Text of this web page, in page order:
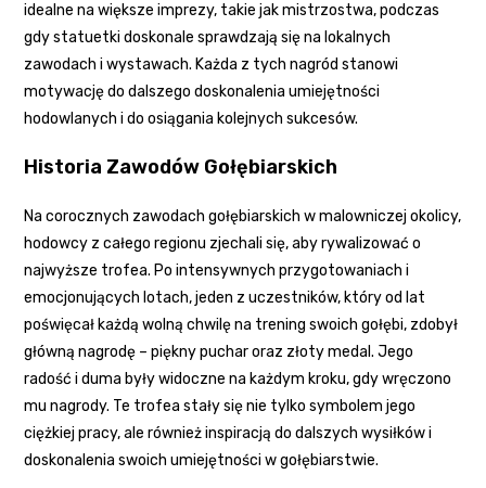
idealne na większe imprezy, takie jak mistrzostwa, podczas
gdy statuetki doskonale sprawdzają się na lokalnych
zawodach i wystawach. Każda z tych nagród stanowi
motywację do dalszego doskonalenia umiejętności
hodowlanych i do osiągania kolejnych sukcesów.
Historia Zawodów Gołębiarskich
Na corocznych zawodach gołębiarskich w malowniczej okolicy,
hodowcy z całego regionu zjechali się, aby rywalizować o
najwyższe trofea. Po intensywnych przygotowaniach i
emocjonujących lotach, jeden z uczestników, który od lat
poświęcał każdą wolną chwilę na trening swoich gołębi, zdobył
główną nagrodę – piękny puchar oraz złoty medal. Jego
radość i duma były widoczne na każdym kroku, gdy wręczono
mu nagrody. Te trofea stały się nie tylko symbolem jego
ciężkiej pracy, ale również inspiracją do dalszych wysiłków i
doskonalenia swoich umiejętności w gołębiarstwie.